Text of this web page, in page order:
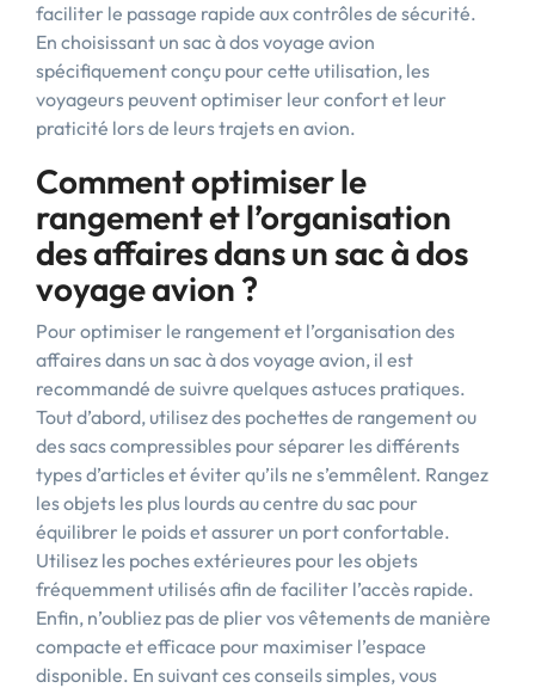
faciliter le passage rapide aux contrôles de sécurité.
En choisissant un sac à dos voyage avion
spécifiquement conçu pour cette utilisation, les
voyageurs peuvent optimiser leur confort et leur
praticité lors de leurs trajets en avion.
Comment optimiser le
rangement et l’organisation
des affaires dans un sac à dos
voyage avion ?
Pour optimiser le rangement et l’organisation des
affaires dans un sac à dos voyage avion, il est
recommandé de suivre quelques astuces pratiques.
Tout d’abord, utilisez des pochettes de rangement ou
des sacs compressibles pour séparer les différents
types d’articles et éviter qu’ils ne s’emmêlent. Rangez
les objets les plus lourds au centre du sac pour
équilibrer le poids et assurer un port confortable.
Utilisez les poches extérieures pour les objets
fréquemment utilisés afin de faciliter l’accès rapide.
Enfin, n’oubliez pas de plier vos vêtements de manière
compacte et efficace pour maximiser l’espace
disponible. En suivant ces conseils simples, vous